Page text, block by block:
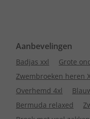
Aanbevelingen
Badjas xxl
Grote
Zwembroeken heren
Overhemd 4xl
Bermuda relaxed